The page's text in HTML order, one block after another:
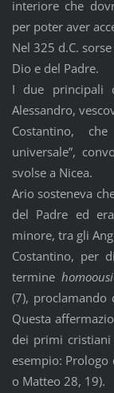
interiore che
per poter aver
Nel 325 d.C.
Dio e del Padre.
I due principali
Alessandro,
Costantino,
universale”,
svolse a Nicea.
Ario sosteneva
del Padre ed
minore, tra gli
Costantino, per
termine
(7),
Questa
dei primi
esempio:
o Matteo 28, 19).